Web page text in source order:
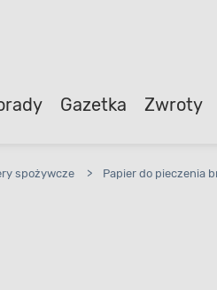
Gazetka Zwroty
spożywcze > Papier do pieczenia